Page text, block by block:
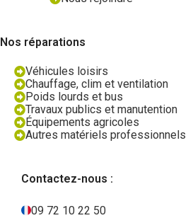
Nos réparations
Véhicules loisirs
Chauffage, clim et ventilation
Poids lourds et bus
Travaux publics et manutention
Équipements agricoles
Autres matériels professionnels
Contactez-nous :
09 72 10 22 50